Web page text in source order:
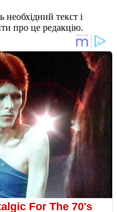
текст і
про це редакцію.